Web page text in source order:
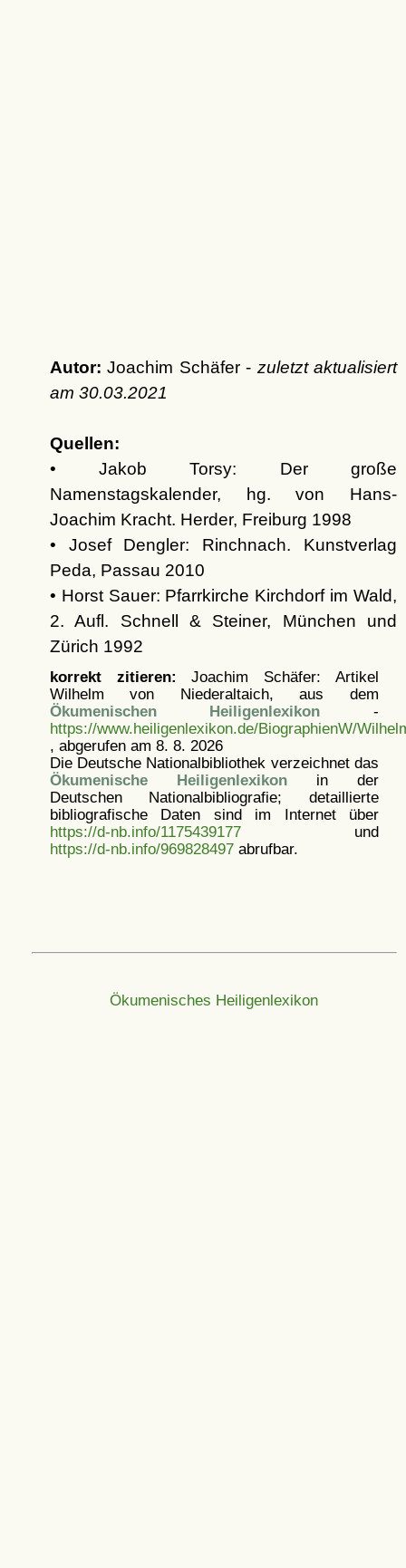
Autor: Joachim Schäfer - zuletzt aktualisiert
am 30.03.2021
Quellen:
• Jakob Torsy: Der große
Namenstagskalender, hg. von Hans-
Joachim Kracht. Herder, Freiburg 1998
• Josef Dengler: Rinchnach. Kunstverlag
Peda, Passau 2010
• Horst Sauer: Pfarrkirche Kirchdorf im Wald,
2. Aufl. Schnell & Steiner, München und
Zürich 1992
korrekt zitieren: Joachim Schäfer: Artikel
Wilhelm von Niederaltaich, aus dem
Ökumenischen Heiligenlexikon -
https://www.heiligenlexikon.de/BiographienW/
, abgerufen am 8. 8. 2026
Die Deutsche Nationalbibliothek verzeichnet das
Ökumenische Heiligenlexikonin der
Deutschen Nationalbibliografie; detaillierte
bibliografische Daten sind im Internet über
https://d-nb.info/1175439177und
https://d-nb.info/969828497abrufbar.
Ökumenisches Heiligenlexikon